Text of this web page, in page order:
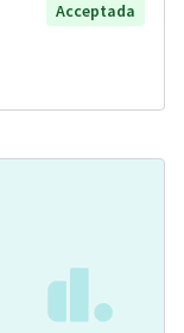
Acceptada